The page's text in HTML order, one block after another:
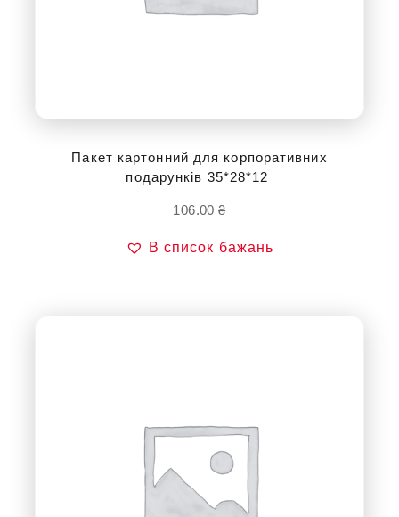
Пакет картонний для корпоративних
подарунків 35*28*12
106.00₴
В список бажань